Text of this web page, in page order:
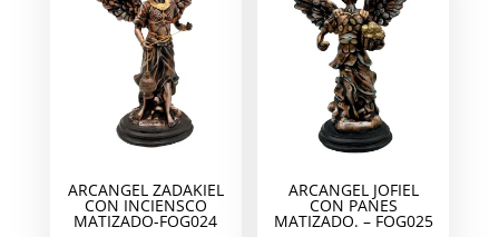
ARCANGEL ZADAKIEL
CON INCIENSCO
MATIZADO-FOG024
ARCANGEL JOFIEL
CON PANES
MATIZADO. – FOG025